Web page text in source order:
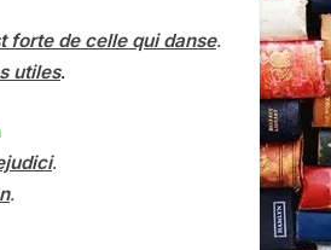
forte de celle qui danse.
utiles.
.
.